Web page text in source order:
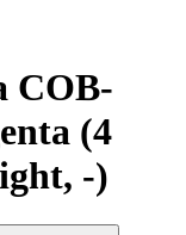
COB-
(4
-)